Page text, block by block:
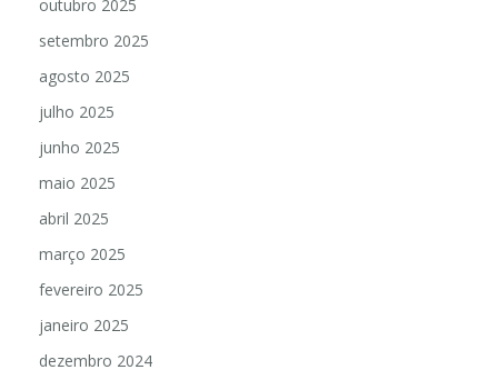
outubro 2025
setembro 2025
agosto 2025
julho 2025
junho 2025
maio 2025
abril 2025
março 2025
fevereiro 2025
janeiro 2025
dezembro 2024